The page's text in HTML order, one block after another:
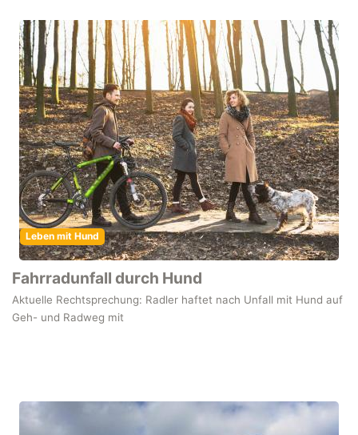
Leben mit Hund
Fahrradunfall durch Hund
Aktuelle Rechtsprechung: Radler haftet nach Unfall mit Hund auf
Geh- und Radweg mit